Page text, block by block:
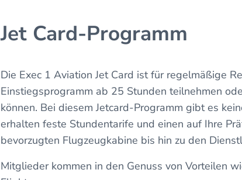
Jet Card-Programm
Die Exec 1 Aviation Jet Card ist für regelmäßige
Einstiegsprogramm ab 25 Stunden teilnehmen
können. Bei diesem Jetcard-Programm gibt es
erhalten feste Stundentarife und einen auf Ihre
bevorzugten Flugzeugkabine bis hin zu den
Mitglieder kommen in den Genuss von Vorteilen